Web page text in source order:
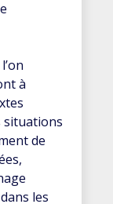
à
situations
de
les